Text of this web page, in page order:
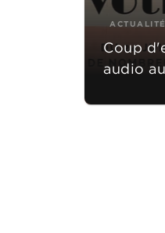
ACTUALITÉ
Coup
audio